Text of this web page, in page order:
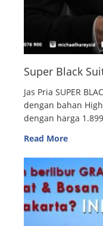
Super Black
Jas Pria SUPER
dengan bahan
dengan harga
Read More